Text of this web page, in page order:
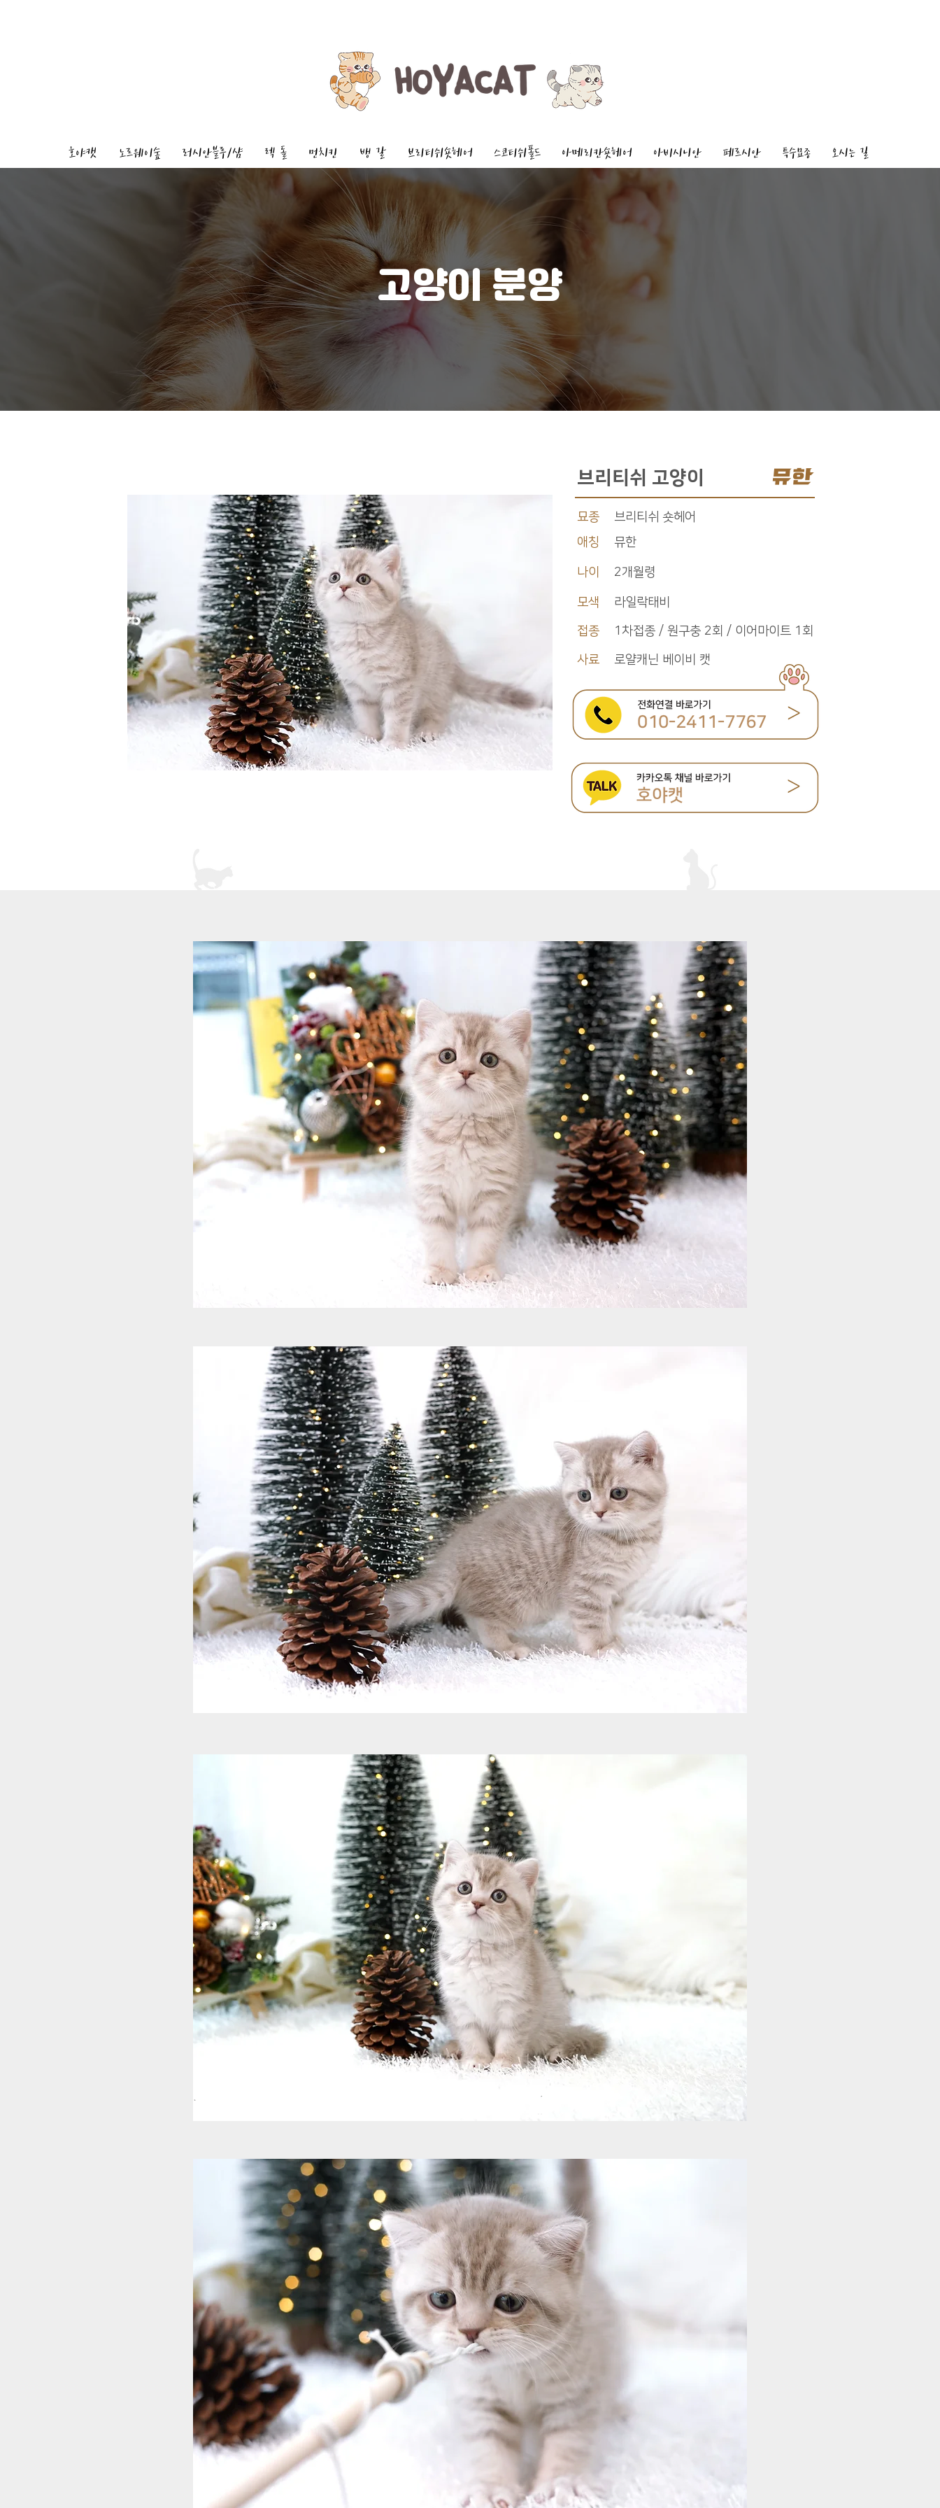
호야캣 노르웨이숲 러시안블루/샴 렉 돌 먼치킨 뱅 갈 브리티쉬숏헤어 스코티쉬폴드 아메리칸숏헤어 아비시니안 페르시안 특수묘종 오시는 길
고양이 분양
브리티쉬 고양이 뮤한
묘종
브리티쉬 숏헤어
애칭
뮤한
나이 2개월령
모색 라일락태비
접종 1차접종 / 원구충 2회 / 이어마이트 1회
사료 로얄캐닌 베이비 캣